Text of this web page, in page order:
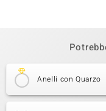
Anelli con Quarzo